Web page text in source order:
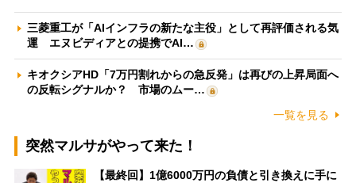
三菱重工が「AIインフラの新たな主役」として再評価される気
運 エヌビディアとの提携でAI…
キオクシアHD「7万円割れからの急反発」は再びの上昇局面へ
の反転シグナルか？ 市場のムー…
一覧を見る
突然マルサがやって来た！
【最終回】1億6000万円の負債と引き換えに手に